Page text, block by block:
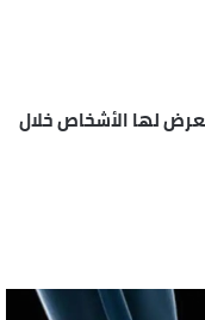
لها الأشخاص خلال